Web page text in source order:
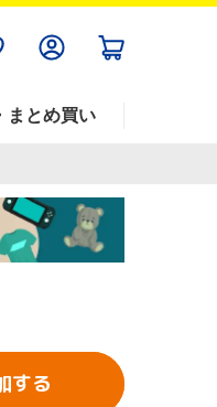
まとめ買い
する